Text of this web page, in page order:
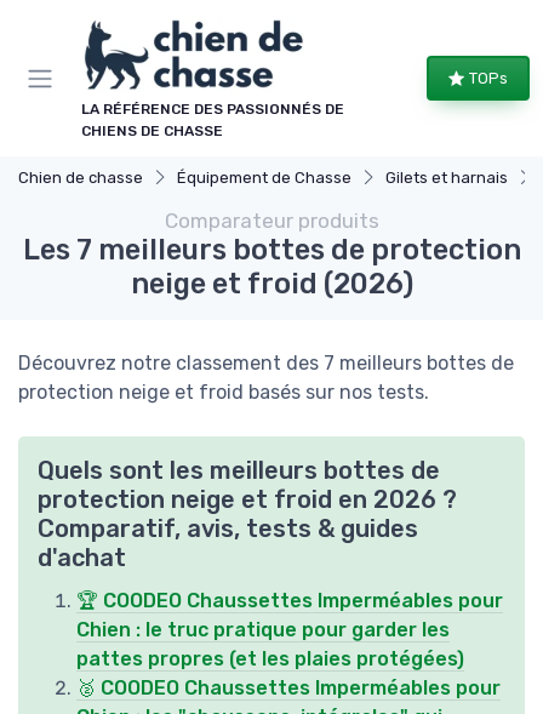
LA RÉFÉRENCE DES PASSIONNÉS DE
CHIENS DE CHASSE
TOPs
Chien de chasse Équipement de Chasse Gilets et harnais
Comparateur produits
Les 7 meilleurs bottes de protection
neige et froid (2026)
Découvrez notre classement des 7 meilleurs bottes de
protection neige et froid basés sur nos tests.
Quels sont les meilleurs bottes de
protection neige et froid en 2026 ?
Comparatif, avis, tests & guides
d'achat
🏆 COODEO Chaussettes Imperméables pour
Chien : le truc pratique pour garder les
pattes propres (et les plaies protégées)
🥈 COODEO Chaussettes Imperméables pour
Panneau de gestion des cookies